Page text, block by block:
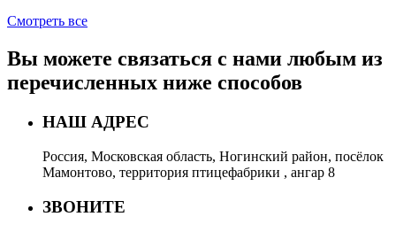
Смотреть все
Вы можете связаться с нами любым из
перечисленных ниже способов
НАШ АДРЕС
Россия, Московская область, Ногинский район, посёлок
Мамонтово, территория птицефабрики , ангар 8
ЗВОНИТЕ